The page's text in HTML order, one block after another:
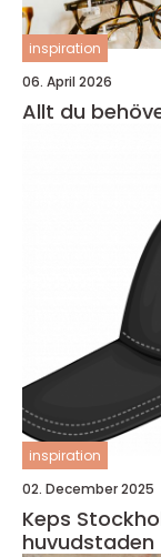
inspiration
06. April 2026
Allt du
inspiration
02. December 2025
Keps
huvudstaden